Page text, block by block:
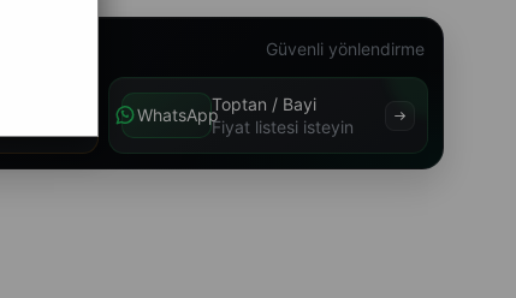
Güvenli yönlendirme
WhatsApp
Toptan / Bayi
Fiyat listesi isteyin